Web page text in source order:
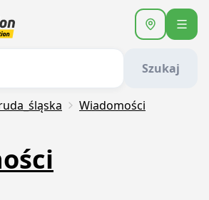
Szukaj
Wiadomości